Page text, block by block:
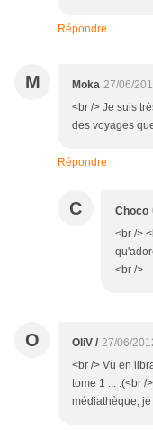
Répondre
M Moka 27/06/
<br /> Je suis
des voyages
Répondre
C Choco
<br />
<br />
O OliV / 27/06/
<br /> Vu en
tome 1 ... :(<br /
médiathèque,